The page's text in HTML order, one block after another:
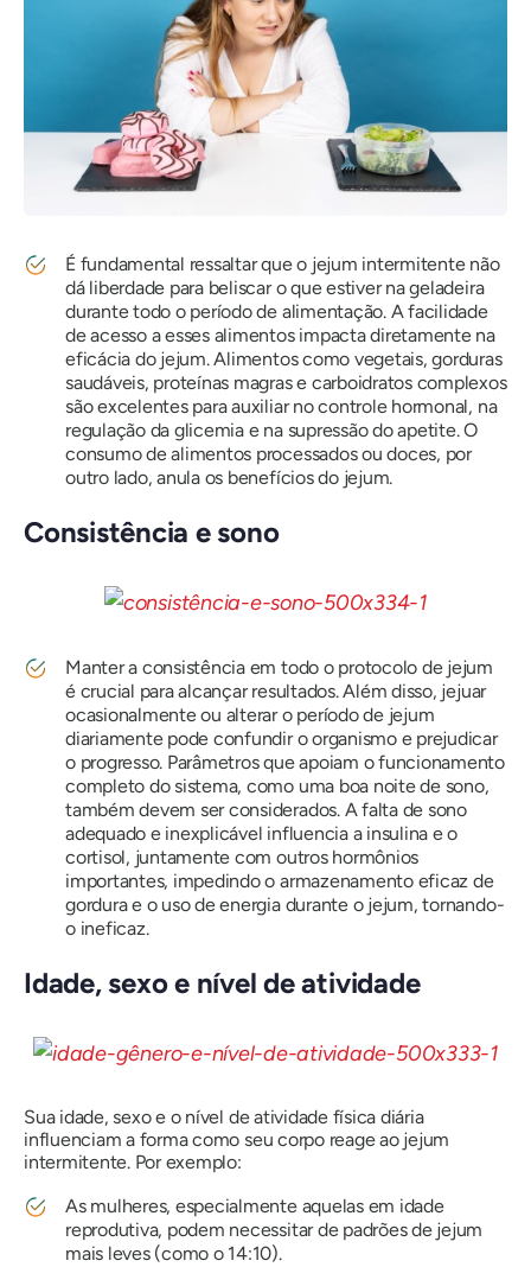
É fundamental ressaltar que o jejum intermitente não
dá liberdade para beliscar o que estiver na geladeira
durante todo o período de alimentação. A facilidade
de acesso a esses alimentos impacta diretamente na
eficácia do jejum. Alimentos como vegetais, gorduras
saudáveis, proteínas magras e carboidratos complexos
são excelentes para auxiliar no controle hormonal, na
regulação da glicemia e na supressão do apetite. O
consumo de alimentos processados ​​ou doces, por
outro lado, anula os benefícios do jejum.
Consistência e sono
Manter a consistência em todo o protocolo de jejum
é crucial para alcançar resultados. Além disso, jejuar
ocasionalmente ou alterar o período de jejum
diariamente pode confundir o organismo e prejudicar
o progresso. Parâmetros que apoiam o funcionamento
completo do sistema, como uma boa noite de sono,
também devem ser considerados. A falta de sono
adequado e inexplicável influencia a insulina e o
cortisol, juntamente com outros hormônios
importantes, impedindo o armazenamento eficaz de
gordura e o uso de energia durante o jejum, tornando-
o ineficaz.
Idade, sexo e nível de atividade
Sua idade, sexo e o nível de atividade física diária
influenciam a forma como seu corpo reage ao jejum
intermitente. Por exemplo:
As mulheres, especialmente aquelas em idade
reprodutiva, podem necessitar de padrões de jejum
mais leves (como o 14:10).